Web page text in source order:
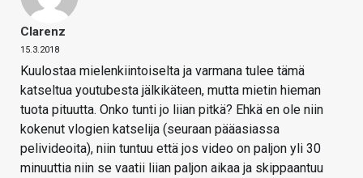
Clarenz
15.3.2018
Kuulostaa mielenkiintoiselta ja varmana tulee tämä
katseltua youtubesta jälkikäteen, mutta mietin hieman
tuota pituutta. Onko tunti jo liian pitkä? Ehkä en ole niin
kokenut vlogien katselija (seuraan pääasiassa
pelivideoita), niin tuntuu että jos video on paljon yli 30
minuuttia niin se vaatii liian paljon aikaa ja skippaantuu